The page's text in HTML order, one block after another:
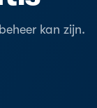
kan zijn.